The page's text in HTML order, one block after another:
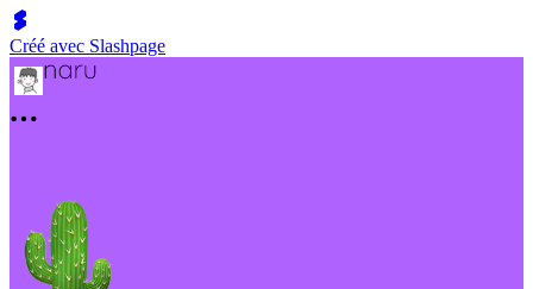
Créé avec Slashpage